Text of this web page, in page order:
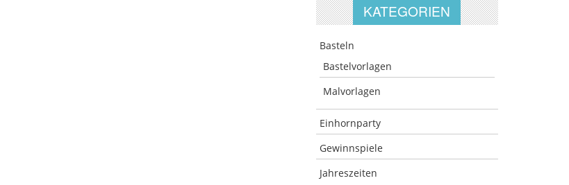
KATEGORIEN
Basteln
Bastelvorlagen
Malvorlagen
Einhornparty
Gewinnspiele
Jahreszeiten